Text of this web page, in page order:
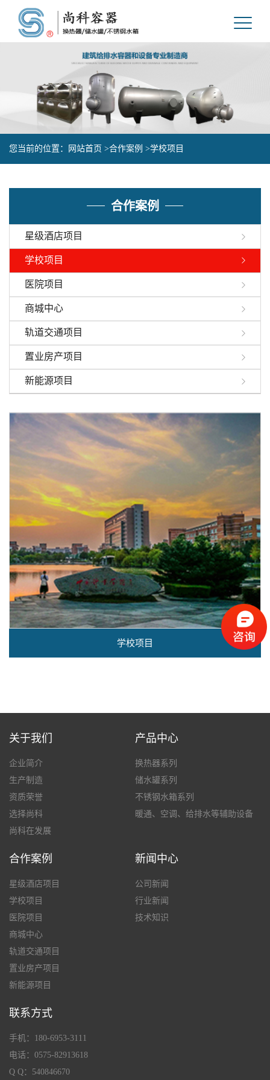
您当前的位置： 网站首页 >合作案例 >学校项目
合作案例
星级酒店项目
学校项目
医院项目
商城中心
轨道交通项目
置业房产项目
新能源项目
学校项目
关于我们
企业简介
生产制造
资质荣誉
选择尚科
尚科在发展
产品中心
换热器系列
储水罐系列
不锈钢水箱系列
暖通、空调、给排水等辅助设备
合作案例
星级酒店项目
学校项目
医院项目
商城中心
轨道交通项目
置业房产项目
新能源项目
新闻中心
公司新闻
行业新闻
技术知识
联系方式
手机：180-6953-3111
电话：0575-82913618
Q Q：540846670